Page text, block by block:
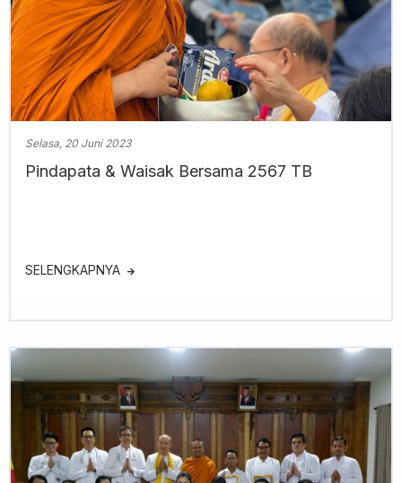
Selasa, 20 Juni 2023
Pindapata & Waisak Bersama 2567 TB
SELENGKAPNYA